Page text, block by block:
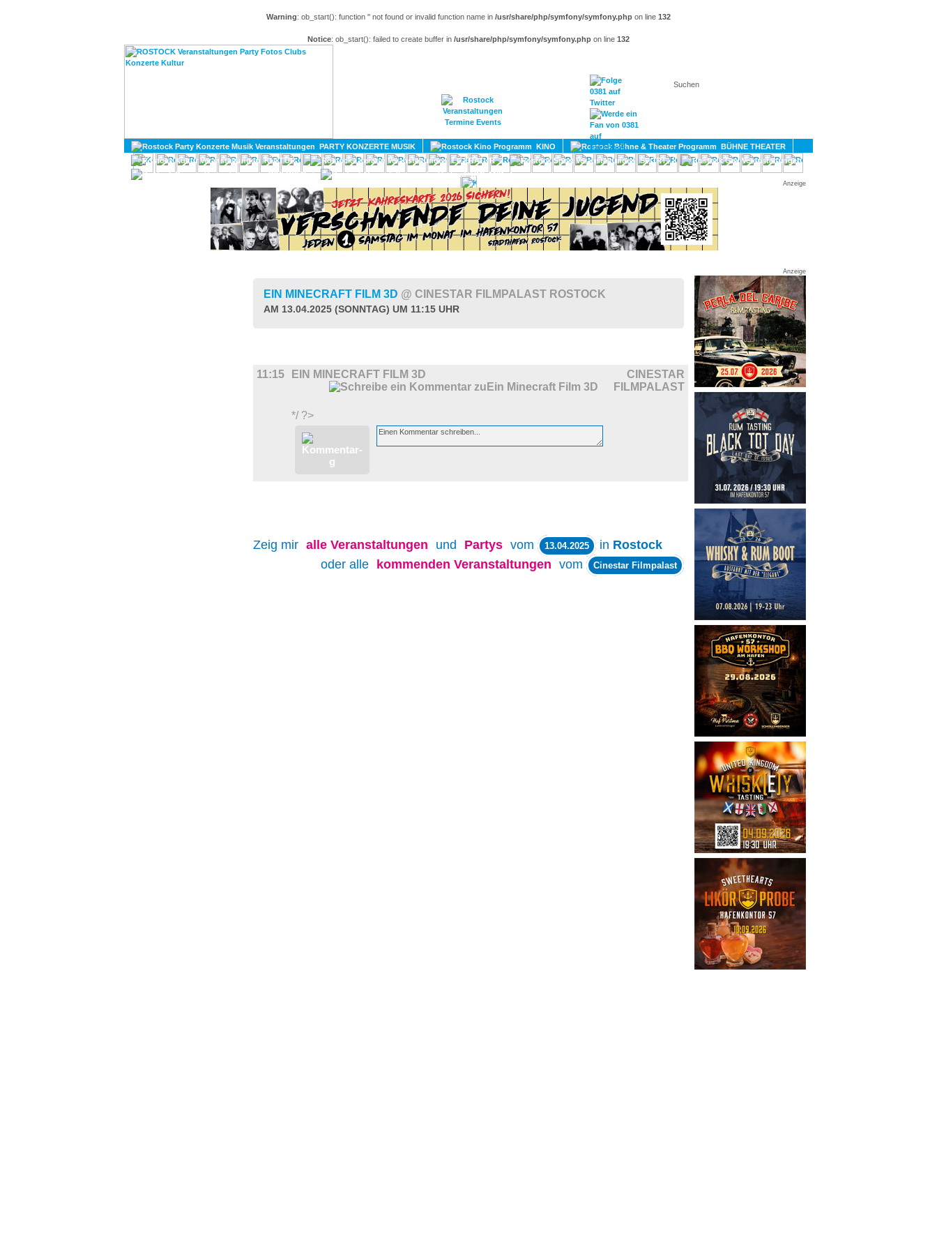
Warning: ob_start(): function '' not found or invalid function name in /usr/share/php/symfony/symfony.php on line 132
Notice: ob_start(): failed to create buffer in /usr/share/php/symfony/symfony.php on line 132
KONTAKT
PARTY KONZERTE MUSIK KINO
BÜHNE THEATER
KULTUR
LITERATUR SPORT
GAY
DIVERSES
UMLAND
Anzeige
Anzeige
EIN MINECRAFT FILM 3D @ CINESTAR FILMPALAST ROSTOCK
AM 13.04.2025 (SONNTAG) UM 11:15 UHR
11:15 EIN MINECRAFT FILM 3D
CINESTAR
FILMPALAST
*/ ?>
Zeig mir alle Veranstaltungen und Partys vom 13.04.2025 in Rostock
oder alle
kommenden Veranstaltungen vom Cinestar Filmpalast